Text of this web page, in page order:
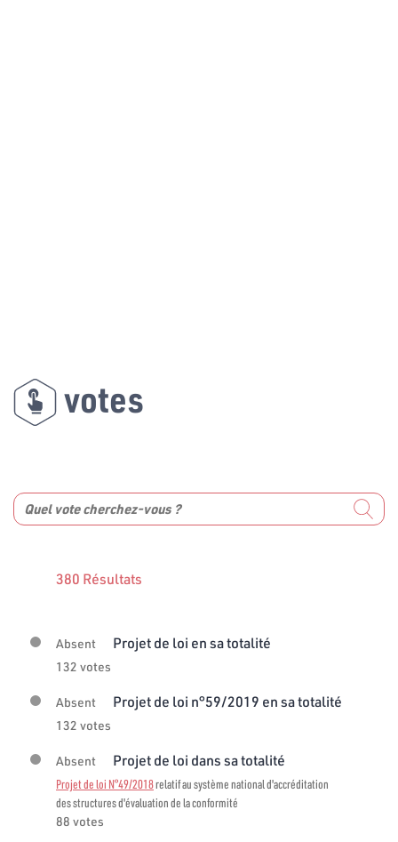
votes
380 Résultats
Absent Projet de loi en sa totalité
132 votes
Absent Projet de loi n°59/2019 en sa totalité
132 votes
Absent Projet de loi dans sa totalité
Projet de loi N°49/2018relatif au système national d'accréditation
des structures d'évaluation de la conformité
88 votes